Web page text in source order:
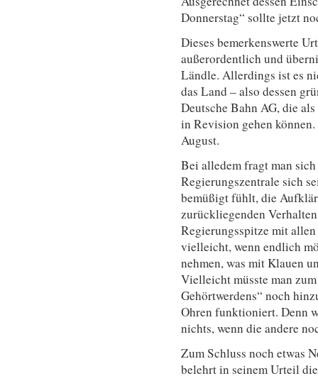
Donnerstag“ sollte jetzt
Dieses bemerkenswerte
außerordentlich und
Ländle. Allerdings ist es
das Land – also dessen
Deutsche Bahn AG, die
in Revision gehen
August.
Bei alledem fragt man
Regierungszentrale sich
bemüßigt fühlt, die
zurückliegenden
Regierungsspitze mit
vielleicht, wenn endlich
nehmen, was mit Klauen
Vielleicht müsste man
Gehörtwerdens“ noch
Ohren funktioniert. Denn
nichts, wenn die andere
Zum Schluss noch etwas
belehrt in seinem Urteil